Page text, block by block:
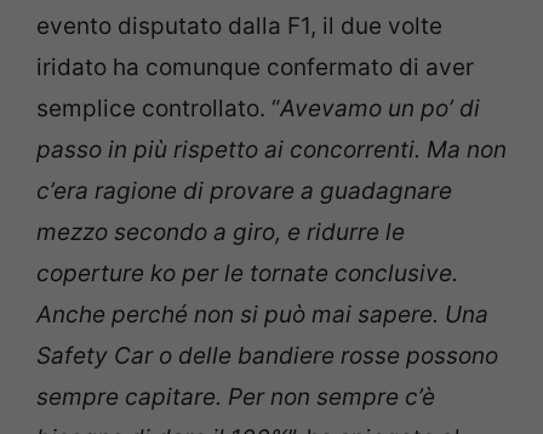
evento disputato dalla F1, il due volte
iridato ha comunque confermato di aver
semplice controllato. “Avevamo un po’ di
passo in più rispetto ai concorrenti. Ma non
c’era ragione di provare a guadagnare
mezzo secondo a giro, e ridurre le
coperture ko per le tornate conclusive.
Anche perché non si può mai sapere. Una
Safety Car o delle bandiere rosse possono
sempre capitare. Per non sempre c’è